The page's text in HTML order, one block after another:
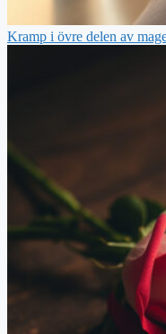
Kramp i övre delen av